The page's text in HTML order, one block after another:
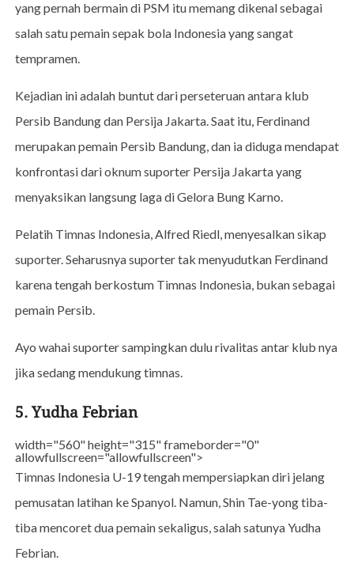
yang pernah bermain di PSM itu memang dikenal sebagai
salah satu pemain sepak bola Indonesia yang sangat
tempramen.
Kejadian ini adalah buntut dari perseteruan antara klub
Persib Bandung dan Persija Jakarta. Saat itu, Ferdinand
merupakan pemain Persib Bandung, dan ia diduga mendapat
konfrontasi dari oknum suporter Persija Jakarta yang
menyaksikan langsung laga di Gelora Bung Karno.
Pelatih Timnas Indonesia, Alfred Riedl, menyesalkan sikap
suporter. Seharusnya suporter tak menyudutkan Ferdinand
karena tengah berkostum Timnas Indonesia, bukan sebagai
pemain Persib.
Ayo wahai suporter sampingkan dulu rivalitas antar klub nya
jika sedang mendukung timnas.
5. Yudha Febrian
width="560" height="315" frameborder="0"
allowfullscreen="allowfullscreen">
Timnas Indonesia U-19 tengah mempersiapkan diri jelang
pemusatan latihan ke Spanyol. Namun, Shin Tae-yong tiba-
tiba mencoret dua pemain sekaligus, salah satunya Yudha
Febrian.